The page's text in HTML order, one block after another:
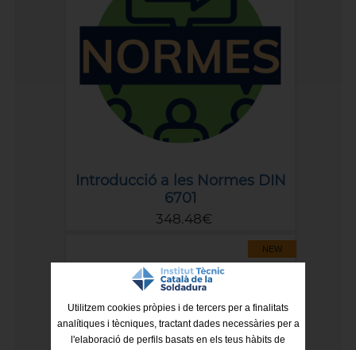
Introducció a les Normes DIN
6701
348.48€
NEW
Utilitzem cookies pròpies i de tercers per a finalitats
analítiques i tècniques, tractant dades necessàries per a
l'elaboració de perfils basats en els teus hàbits de